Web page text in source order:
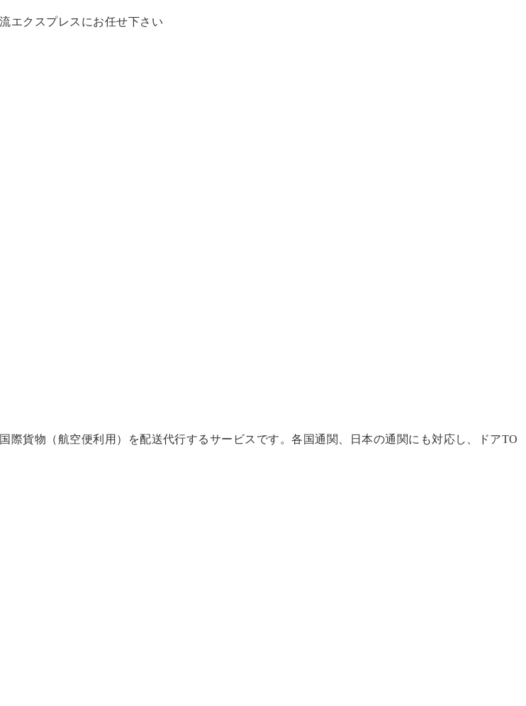
エクスプレスにお任せ下さい
貨物（航空便利用）を配送代行するサービスです。各国通関、日本の通関にも対応し、ドアTO